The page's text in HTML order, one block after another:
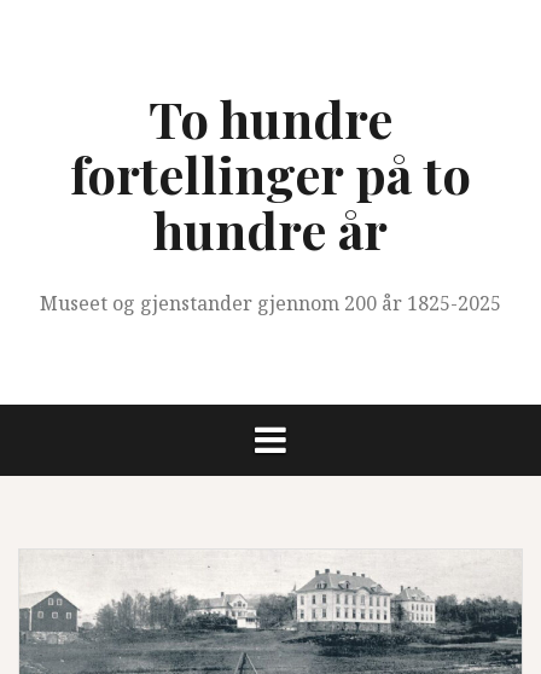
To hundre
fortellinger på to
hundre år
Museet og gjenstander gjennom 200 år 1825-2025